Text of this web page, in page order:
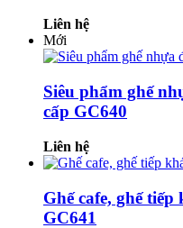
Liên hệ
Mới
Siêu phẩm ghế
cấp GC640
Liên hệ
Ghế cafe, ghế
GC641